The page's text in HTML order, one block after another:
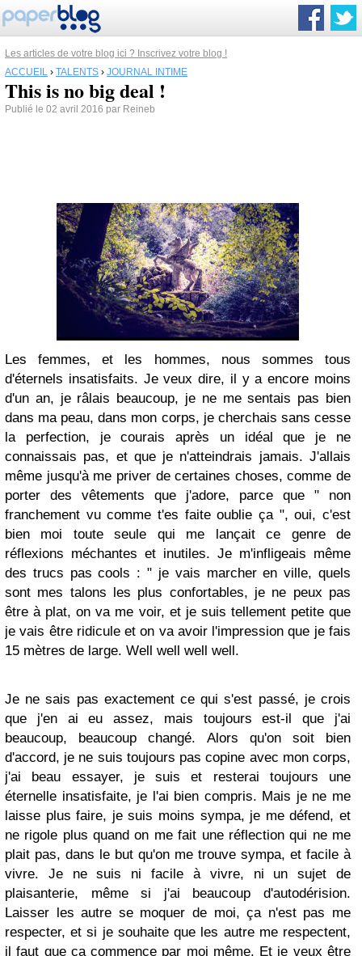
Les articles de votre blog ici ? Inscrivez votre blog !
ACCUEIL › TALENTS › JOURNAL INTIME
This is no big deal !
Publié le 02 avril 2016 par Reineb
Les femmes, et les hommes, nous sommes tous
d'éternels insatisfaits. Je veux dire, il y a encore moins
d'un an, je râlais beaucoup, je ne me sentais pas bien
dans ma peau, dans mon corps, je cherchais sans cesse
la perfection, je courais après un idéal que je ne
connaissais pas, et que je n'atteindrais jamais. J'allais
même jusqu'à me priver de certaines choses, comme de
porter des vêtements que j'adore, parce que " non
franchement vu comme t'es faite oublie ça ", oui, c'est
bien moi toute seule qui me lançait ce genre de
réflexions méchantes et inutiles. Je m'infligeais même
des trucs pas cools : " je vais marcher en ville, quels
sont mes talons les plus confortables, je ne peux pas
être à plat, on va me voir, et je suis tellement petite que
je vais être ridicule et on va avoir l'impression que je fais
15 mètres de large. Well well well well.
Je ne sais pas exactement ce qui s'est passé, je crois
que j'en ai eu assez, mais toujours est-il que j'ai
beaucoup, beaucoup changé. Alors qu'on soit bien
d'accord, je ne suis toujours pas copine avec mon corps,
j'ai beau essayer, je suis et resterai toujours une
éternelle insatisfaite, je l'ai bien compris. Mais je ne me
laisse plus faire, je suis moins sympa, je me défend, et
ne rigole plus quand on me fait une réflection qui ne me
plait pas, dans le but qu'on me trouve sympa, et facile à
vivre. Je ne suis ni facile à vivre, ni un sujet de
plaisanterie, même si j'ai beaucoup d'autodérision.
Laisser les autre se moquer de moi, ça n'est pas me
respecter, et si je souhaite que les autre me respectent,
il faut que ça commence par moi même. Et je veux être